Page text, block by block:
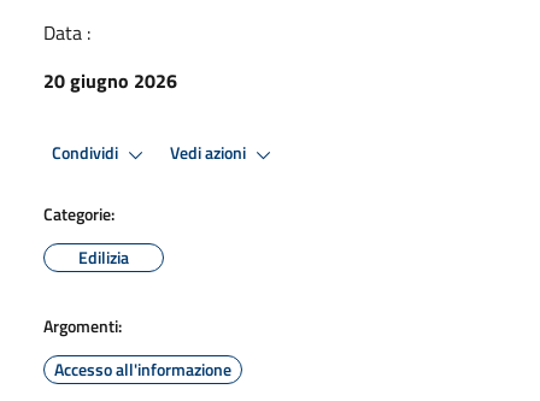
Data :
20 giugno 2026
Condividi Vedi azioni
Categorie:
Edilizia
Argomenti:
Accesso all'informazione